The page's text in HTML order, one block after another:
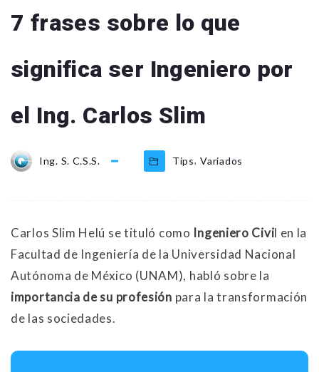
7 frases sobre lo que
significa ser Ingeniero por
el Ing. Carlos Slim
Ing. S. C.S.S. Tips, Variados
Carlos Slim Helú se tituló como Ingeniero Civil en la
Facultad de Ingeniería de la Universidad Nacional
Autónoma de México (UNAM), habló sobre la
importancia de su profesión para la transformación
de las sociedades.